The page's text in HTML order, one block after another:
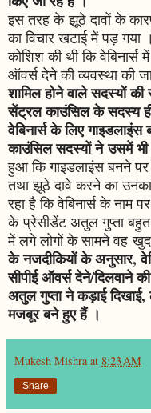
इस तरह के झूठे दावों के
का विचार खटाई में पड़
कोशिश की थी कि वेबिनार्स
ऑवर्स देने की व्यवस्था की
शामिल होने वाले सदस्यों
सेंट्रल काउंसिल के सदस्य
वेबिनार्स के लिए
काउंसिल सदस्यों ने उसमें
हुआ कि गाइडलाइंस बनने पर
तथा झूठे दावे करने का
रहा है कि वेबिनार्स के नाम
के प्रेसीडेंट अतुल गुप्ता
में लगे लोगों के सामने वह
के नजदीकियों के अनुसार,
सीपीई ऑवर्स देने/दिलवाने
अतुल गुप्ता ने कड़ाई
मजबूर बने हुए हैं ।
Mukesh Mishra at 8:23 AM
Share